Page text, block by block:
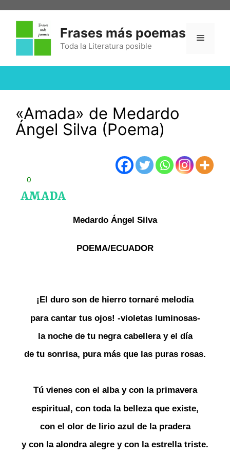
Frases más poemas
Toda la Literatura posible
«Amada» de Medardo
Ángel Silva (Poema)
0
AMADA
Medardo Ángel Silva
POEMA/ECUADOR
¡El duro son de hierro tornaré melodía
para cantar tus ojos! -violetas luminosas-
la noche de tu negra cabellera y el día
de tu sonrisa, pura más que las puras rosas.
Tú vienes con el alba y con la primavera
espiritual, con toda la belleza que existe,
con el olor de lirio azul de la pradera
y con la alondra alegre y con la estrella triste.